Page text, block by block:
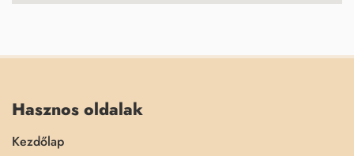
Hasznos oldalak
Kezdőlap